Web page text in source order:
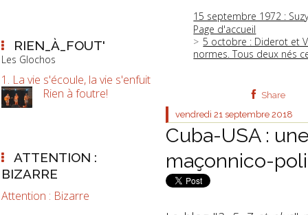
RIEN_À_FOUT'
Les Glochos
1. La vie s'écoule, la vie s'enfuit
Rien à foutre!
ATTENTION :
BIZARRE
Attention : Bizarre
15 septembre 1972 :
Page d'accueil
5 octobre : Diderot et
normes. Tous deux nés
Share
vendredi 21 septembre 2018
Cuba-USA :
maçonnico-